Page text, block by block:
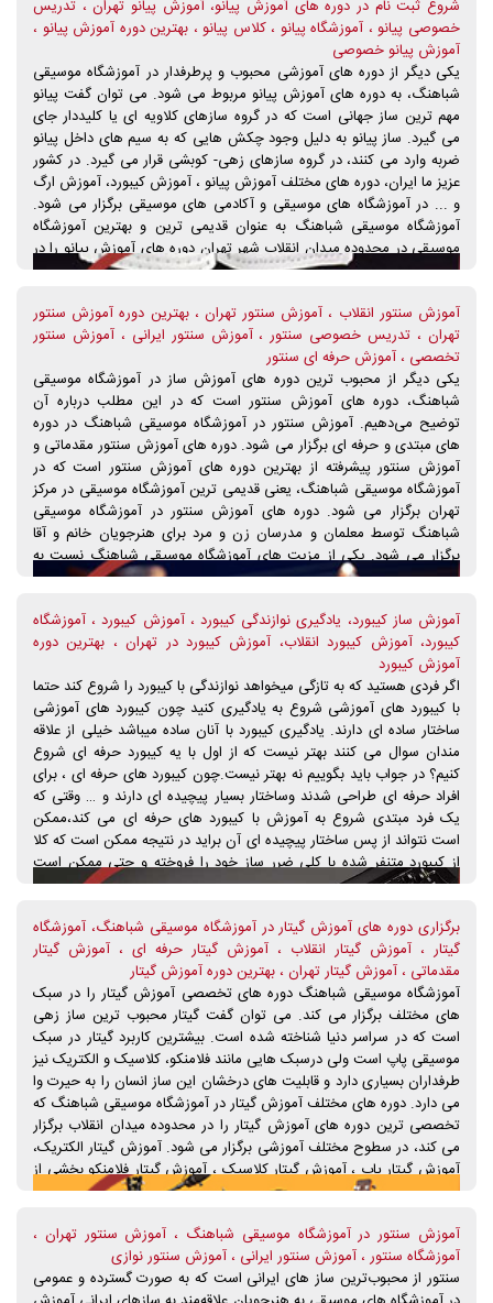
شروع ثبت نام در دوره های آموزش پیانو، آموزش پیانو تهران ، تدریس
خصوصی پیانو ، آموزشگاه پیانو ، کلاس پیانو ، بهترین دوره آموزش پیانو ،
آموزش پیانو خصوصی
یکی دیگر از دوره های آموزشی محبوب و پرطرفدار در آموزشگاه موسیقی
شباهنگ، به دوره های آموزش پیانو مربوط می شود. می توان گفت پیانو
مهم ترین ساز جهانی است که در گروه سازهای کلاویه ای یا کلیددار جای
می گیرد. ساز پیانو به دلیل وجود چکش هایی که به سیم های داخل پیانو
ضربه وارد می کنند، در گروه سازهای زهی- کوبشی قرار می گیرد. در کشور
عزیز ما ایران، دوره های مختلف آموزش پیانو ، آموزش کیبورد، آموزش ارگ
و ... در آموزشگاه های موسیقی و آکادمی های موسیقی برگزار می شود.
آموزشگاه موسیقی شباهنگ به عنوان قدیمی ترین و بهترین آموزشگاه
موسیقی در محدوده میدان انقلاب شهر تهران دوره های آموزش پیانو را در
دو سطح آموزش پیانو مقدماتی و آموزش پیانو پیشرفته برگزار می شود.
آموزش پیانو، این دوره ها را با حضور اساتید خانم و آقا برگزار میکند تا
هنرجویان با اختیار خویش حضور در کلاس هر یک از اساتید آموزش پیانو
را انتخاب نمایند. می توان گفت دوره های اموزش پیانو در آموزشگاه
موسیقی شباهنگ از بهترین دوره های اموزش پیانو در شهر تهران است.
برای دریافت مشاوره رایگان در خصوص دوره های آموزش پیانو در
آموزشگاه موسیقی شباهنگ، همین حالا با کارشناسان موسیقی ما تماس
حاصل فرمایید.
آموزش سنتور انقلاب ، آموزش سنتور تهران ، بهترین دوره آموزش سنتور
تهران ، تدریس خصوصی سنتور ، آموزش سنتور ایرانی ، آموزش سنتور
تخصصی ، آموزش حرفه ای سنتور
یکی دیگر از محبوب ترین دوره های آموزش ساز در آموزشگاه موسیقی
شباهنگ، دوره های آموزش سنتور است که در این مطلب درباره آن
توضیح می‌دهیم. آموزش سنتور در آموزشگاه موسیقی شباهنگ در دوره
های مبتدی و حرفه ای برگزار می شود. دوره های آموزش سنتور مقدماتی و
آموزش سنتور پیشرفته از بهترین دوره های آموزش سنتور است که در
آموزشگاه موسیقی شباهنگ، یعنی قدیمی ترین آموزشگاه موسیقی در مرکز
تهران برگزار می شود. دوره های آموزش سنتور در آموزشگاه موسیقی
شباهنگ توسط معلمان و مدرسان زن و مرد برای هنرجویان خانم و آقا
برگزار می شود. یکی از مزیت های آموزشگاه موسیقی شباهنگ نسبت به
سایر آموزشگاه های موسیقی، امکان استفاده و بهره گیری از نظر کارشناسان
تماس تلفنی با آموزشگاه موسیقی شباهنگ و ارتباط با واحد مشاوره و ثبت
نام از مشاوره رایگان کارشناسان موسیقی در خصوص دوره مورد نظر خود
اطلاعات لازم را کسب نمایید.
آموزش ساز کیبورد، یادگیری نوازندگی کیبورد ، آموزش کیبورد ، آموزشگاه
کیبورد، آموزش کیبورد انقلاب، آموزش کیبورد در تهران ، بهترین دوره
آموزش کیبورد
اگر فردی هستید که به تازگی میخواهد نوازندگی با کیبورد را شروع کند حتما
با کیبورد های آموزشی شروع به یادگیری کنید چون کیبورد های آموزشی
ساختار ساده ای دارند. یادگیری کیبورد با آنان ساده میباشد خیلی از علاقه
مندان سوال می کنند بهتر نیست که از اول با یه کیبورد حرفه ای شروع
کنیم؟ در جواب باید بگوییم نه بهتر نیست.چون کیبورد های حرفه ای ، برای
افراد حرفه ای طراحی شدند وساختار بسیار پیچیده ای دارند و … وقتی که
یک فرد مبتدی شروع به آموزش با کیبورد های حرفه ای می کند،ممکن
است نتواند از پس ساختار پیچیده ای آن براید در نتیجه ممکن است که کلا
از کیبورد متنفر شده با کلی ضرر ساز خود را فروخته و حتی ممکن است
دیگر دنبال یاد گیری کیبورد نرود ولی شما با یک کیبورد آموزشی شروع به
آسان بوده و در طول زمان ذهن شما آماده کار کردن با کیبورد های حرفه ای
میشود و دیگر مشکلی با کیبورد های حرفه ای نخواهید داشت . ولی اگر
شخصی نیمه حرفه ای ویا این که حرفه ای هستید که کیبوردی قدیمی دارد
ویا اینکه کیبورد ندارد و میخواهید که کیبوردی جدید خریداری نماید،مشکیل
برای خرید کیبورد ندارید به توجه به نیاز ها و توقعات شما از دستگاه مورد
نظر می توانید کیبورد مورد نظر خودتون رو تهیه کنید.
برگزاری دوره های آموزش گیتار در آموزشگاه موسیقی شباهنگ، آموزشگاه
گیتار ، آموزش گیتار انقلاب ، آموزش گیتار حرفه ای ، آموزش گیتار
مقدماتی ، آموزش گیتار تهران ، بهترین دوره آموزش گیتار
آموزشگاه موسیقی شباهنگ دوره های تخصصی آموزش گیتار را در سبک
های مختلف برگزار می کند. می توان گفت گیتار محبوب ترین ساز زهی
است که در سراسر دنیا شناخته شده است. بیشترین کاربرد گیتار در سبک
موسیقی پاپ است ولی درسبک هایی مانند فلامنکو، کلاسیک و الکتریک نیز
طرفداران بسیاری دارد و قابلیت های درخشان این ساز انسان را به حیرت وا
می دارد. دوره های مختلف آموزش گیتار در آموزشگاه موسیقی شباهنگ که
تخصصی ترین دوره های آموزش گیتار را در محدوده میدان انقلاب برگزار
می کند، در سطوح مختلف آموزشی برگزار می شود. آموزش گیتار الکتریک،
آموزش گیتار پاپ ، آموزش گیتار کلاسیک ، آموزش گیتار فلامنکو بخشی از
دوره های آموزش گیتار آموزشگاه موسیقی شباهنگ هستند که از مبتدی تا
شما می توانید با شرکت در دوره های آموزش گیتار آموزشگتاه موسیقی
شباهنگ و گذراندن دوره های مقدماتی و پیشرفته، در دوره های گروه
نوازی موسیقی جهانی در آموزشگاه موسیقی شباهنگ شرکت کنید و مهارت
آموزش سنتور در آموزشگاه موسیقی شباهنگ ، آموزش سنتور تهران ،
آموزشگاه سنتور ، آموزش سنتور ایرانی ، آموزش سنتور نوازی
سنتور از محبوب‌ترین ساز های ایرانی است که به صورت گسترده و عمومی